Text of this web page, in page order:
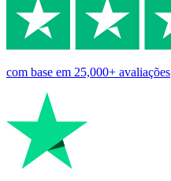
com base em 25,000+ avaliações